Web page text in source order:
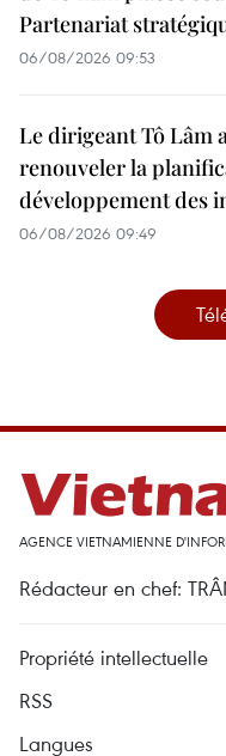
Partenariat
06/08/2026 09:53
Le dirigeant Tô Lâm
renouveler la
développement des
06/08/2026 09:49
AGENCE VIETNAMIENNE
Rédacteur en chef:
Propriété intellectuelle
RSS
Langues